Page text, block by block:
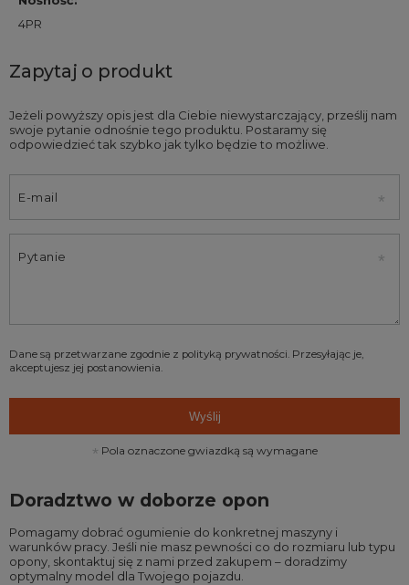
4PR
Zapytaj o produkt
Jeżeli powyższy opis jest dla Ciebie niewystarczający, prześlij nam
swoje pytanie odnośnie tego produktu. Postaramy się
odpowiedzieć tak szybko jak tylko będzie to możliwe.
E-mail
Pytanie
Dane są przetwarzane zgodnie z polityką prywatności. Przesyłając je,
akceptujesz jej postanowienia.
Wyślij
Pola oznaczone gwiazdką są wymagane
Doradztwo w doborze opon
Pomagamy dobrać ogumienie do konkretnej maszyny i
warunków pracy. Jeśli nie masz pewności co do rozmiaru lub typu
opony, skontaktuj się z nami przed zakupem – doradzimy
optymalny model dla Twojego pojazdu.